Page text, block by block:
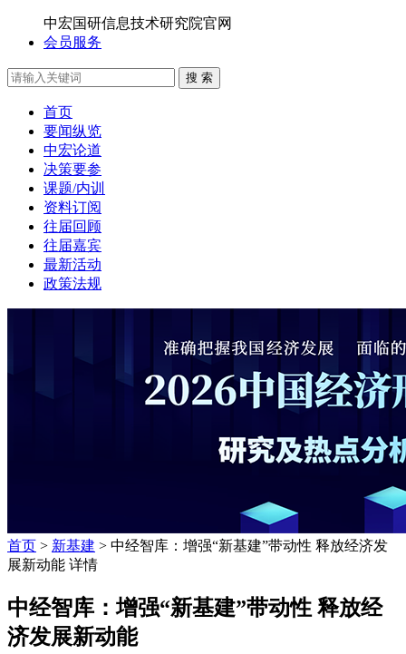
中宏国研信息技术研究院官网
会员服务
搜 索
首页
要闻纵览
中宏论道
决策要参
课题/内训
资料订阅
往届回顾
往届嘉宾
最新活动
政策法规
首页 > 新基建 > 中经智库：增强“新基建”带动性 释放经济发
展新动能 详情
中经智库：增强“新基建”带动性 释放经
济发展新动能